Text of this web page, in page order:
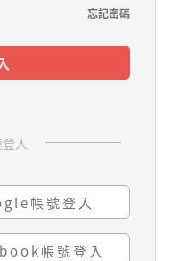
忘記密碼
入
帳號登入
帳號登入